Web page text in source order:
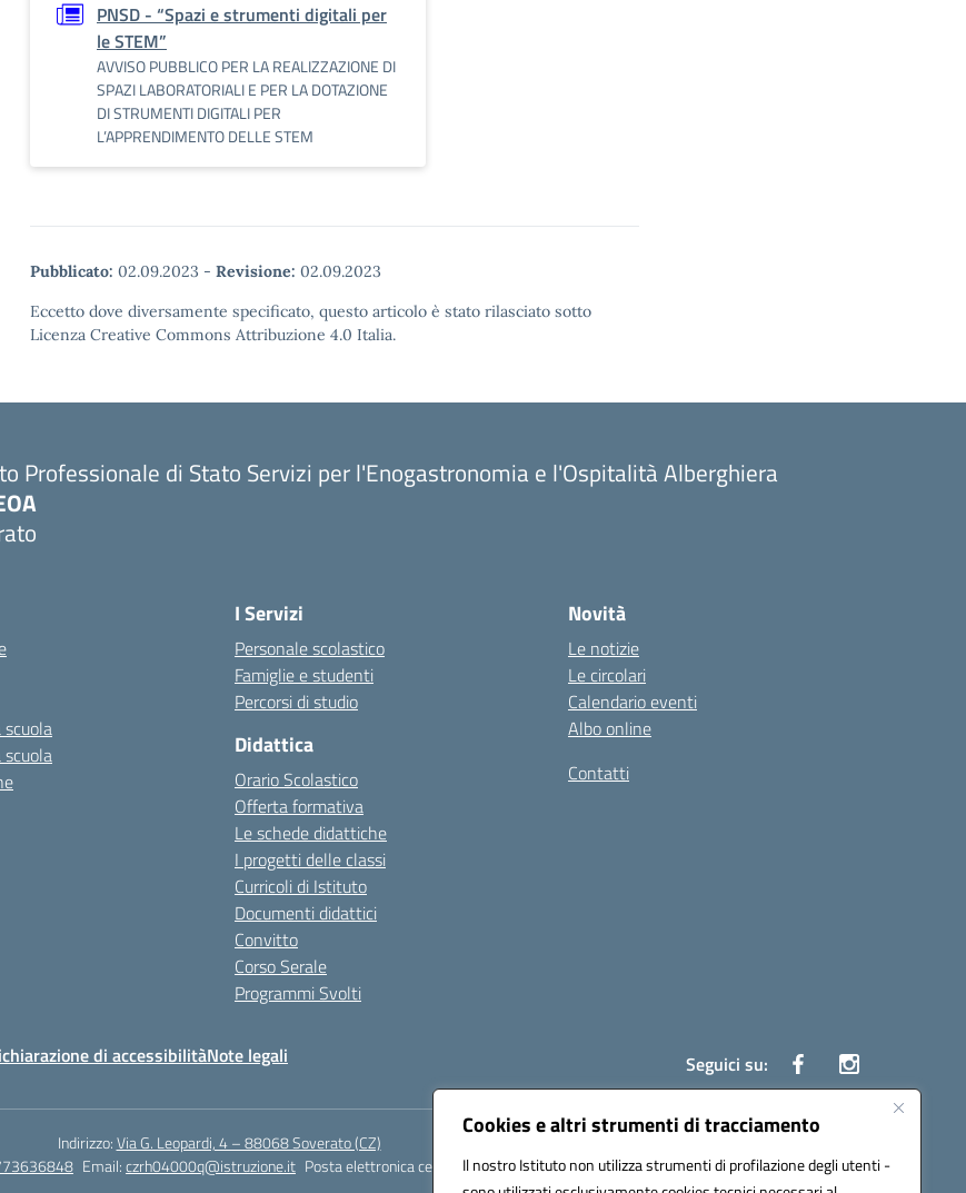
Cookies e altri strumenti di tracciamento
Il nostro Istituto non utilizza strumenti di profilazione degli utenti -
PNSD - “Spazi e strumenti digitali per
le STEM”
AVVISO PUBBLICO PER LA REALIZZAZIONE DI
SPAZI LABORATORIALI E PER LA DOTAZIONE
DI STRUMENTI DIGITALI PER
L’APPRENDIMENTO DELLE STEM
Pubblicato: 02.09.2023 - Revisione: 02.09.2023
Eccetto dove diversamente specificato, questo articolo è stato rilasciato sotto
Licenza Creative Commons Attribuzione 4.0 Italia.
Professionale di Stato Servizi per l'Enogastronomia e l'Ospitalità Alberghiera
I Servizi
Personale scolastico
Famiglie e studenti
Percorsi di studio
Didattica
Orario Scolastico
Offerta formativa
Le schede didattiche
I progetti delle classi
Curricoli di Istituto
Documenti didattici
Convitto
Corso Serale
Programmi Svolti
Novità
Le notizie
Le circolari
Calendario eventi
Albo online
Contatti
di accessibilitàNote legali Seguici su:
Indirizzo:Via G. Leopardi, 4 – 88068 Soverato (CZ)
Email:czrh04000q@istruzione.it Posta elettronica certificata (PEC):czrh04000q@pec.istruzione.it